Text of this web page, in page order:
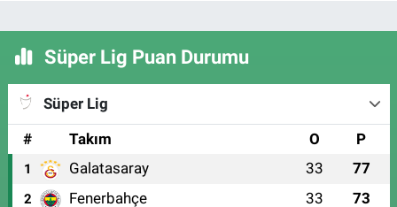
Süper Lig Puan Durumu
Süper Lig
#
Takım O P
1 Galatasaray 33 77
2 Fenerbahçe 33 73